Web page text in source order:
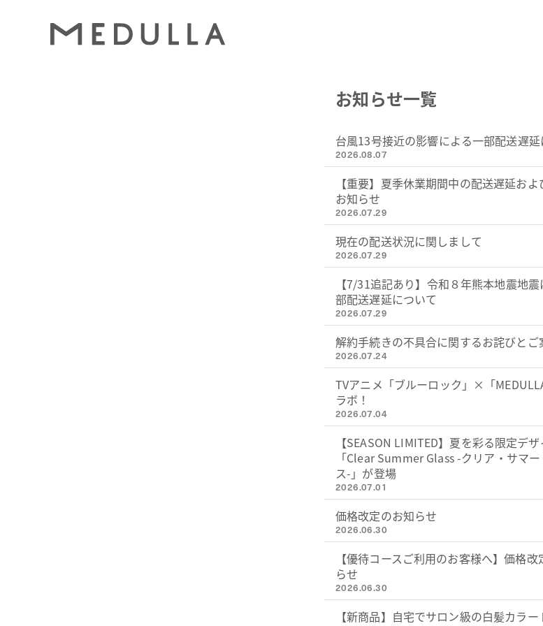
お知らせ一覧
台風13号接近の影響による一部配送遅延
2026.08.07
【重要】夏季休業期間中の配送遅延およ
お知らせ
2026.07.29
現在の配送状況に関しまして
2026.07.29
【7/31追記あり】令和８年熊本地震地
部配送遅延について
2026.07.29
解約手続きの不具合に関するお詫びとご
2026.07.24
TVアニメ「ブルーロック」×「
ラボ！
2026.07.04
【SEASON LIMITED】夏を彩る限定デ
「Clear Summer Glass -クリア・サマー
ス-」が登場
2026.07.01
価格改定のお知らせ
2026.06.30
【優待コースご利用のお客様へ】価格改
らせ
2026.06.30
【新商品】自宅でサロン級の白髪カラー